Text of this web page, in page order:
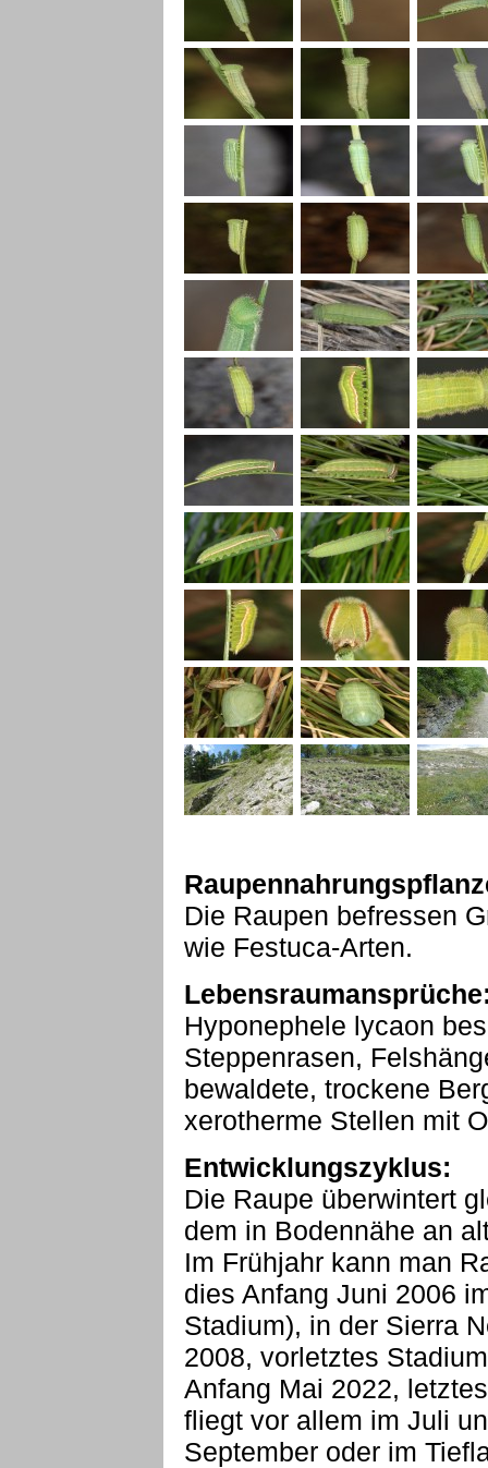
Die Raupen befressen
wie Festuca-Arten.
Hyponephele lycaon
Steppenrasen,
bewaldete, trockene
xerotherme Stellen mit
Entwicklungszyklus:
Die Raupe überwintert
dem in Bodennähe an
Im Frühjahr kann man
dies Anfang Juni 2006
Stadium), in der Sierra
2008, vorletztes
Anfang Mai 2022,
fliegt vor allem im Juli
September oder im